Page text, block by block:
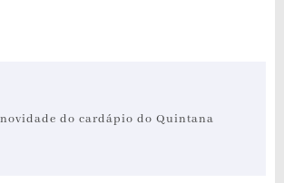
novidade do cardápio do Quintana